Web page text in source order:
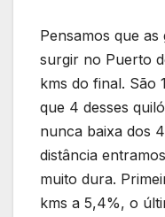
Pensamos que
surgir no Puerto
kms do final. São
que 4 desses
nunca baixa dos
distância
muito dura.
kms a 5,4%, o